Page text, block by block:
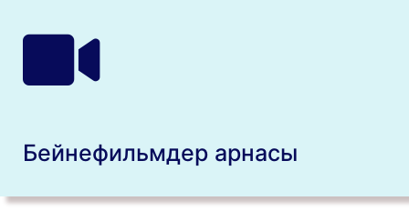
Бейнефильмдер арнасы